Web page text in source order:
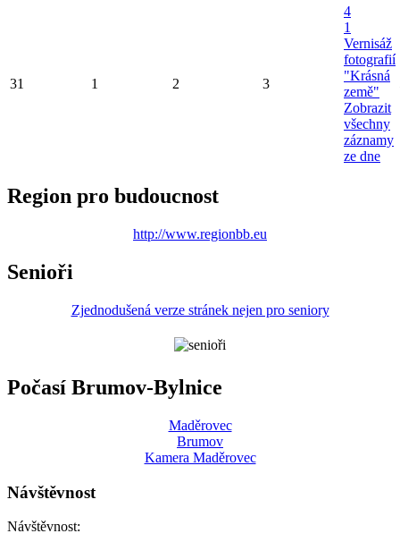
31 1 2 3
4
1
Vernisáž
fotografií
"Krásná
země"
Zobrazit
všechny
záznamy
ze dne
Region pro budoucnost
http://www.regionbb.eu
Senioři
Zjednodušená verze stránek nejen pro seniory
Počasí Brumov-Bylnice
Maděrovec
Brumov
Kamera Maděrovec
Návštěvnost
Návštěvnost: